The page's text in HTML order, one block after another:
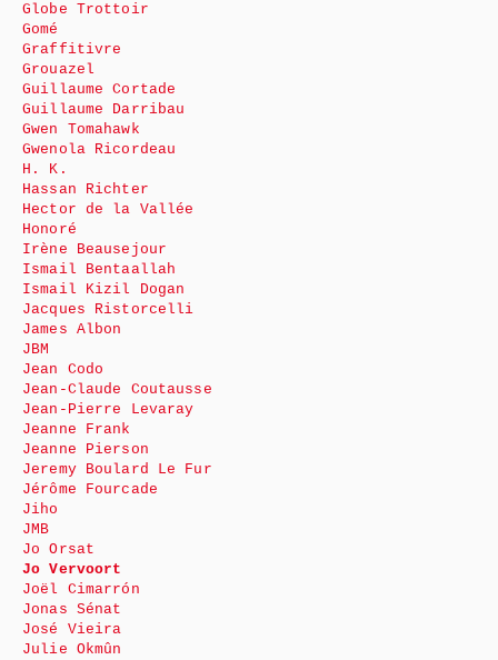
Globe Trottoir
Gomé
Graffitivre
Grouazel
Guillaume Cortade
Guillaume Darribau
Gwen Tomahawk
Gwenola Ricordeau
H. K.
Hassan Richter
Hector de la Vallée
Honoré
Irène Beausejour
Ismail Bentaallah
Ismail Kizil Dogan
Jacques Ristorcelli
James Albon
JBM
Jean Codo
Jean-Claude Coutausse
Jean-Pierre Levaray
Jeanne Frank
Jeanne Pierson
Jeremy Boulard Le Fur
Jérôme Fourcade
Jiho
JMB
Jo Orsat
Jo Vervoort
Joël Cimarrón
Jonas Sénat
José Vieira
Julie Okmûn